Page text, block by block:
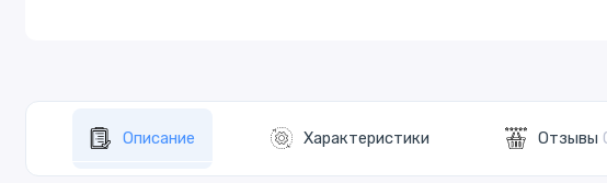
Описание Характеристики Отзывы